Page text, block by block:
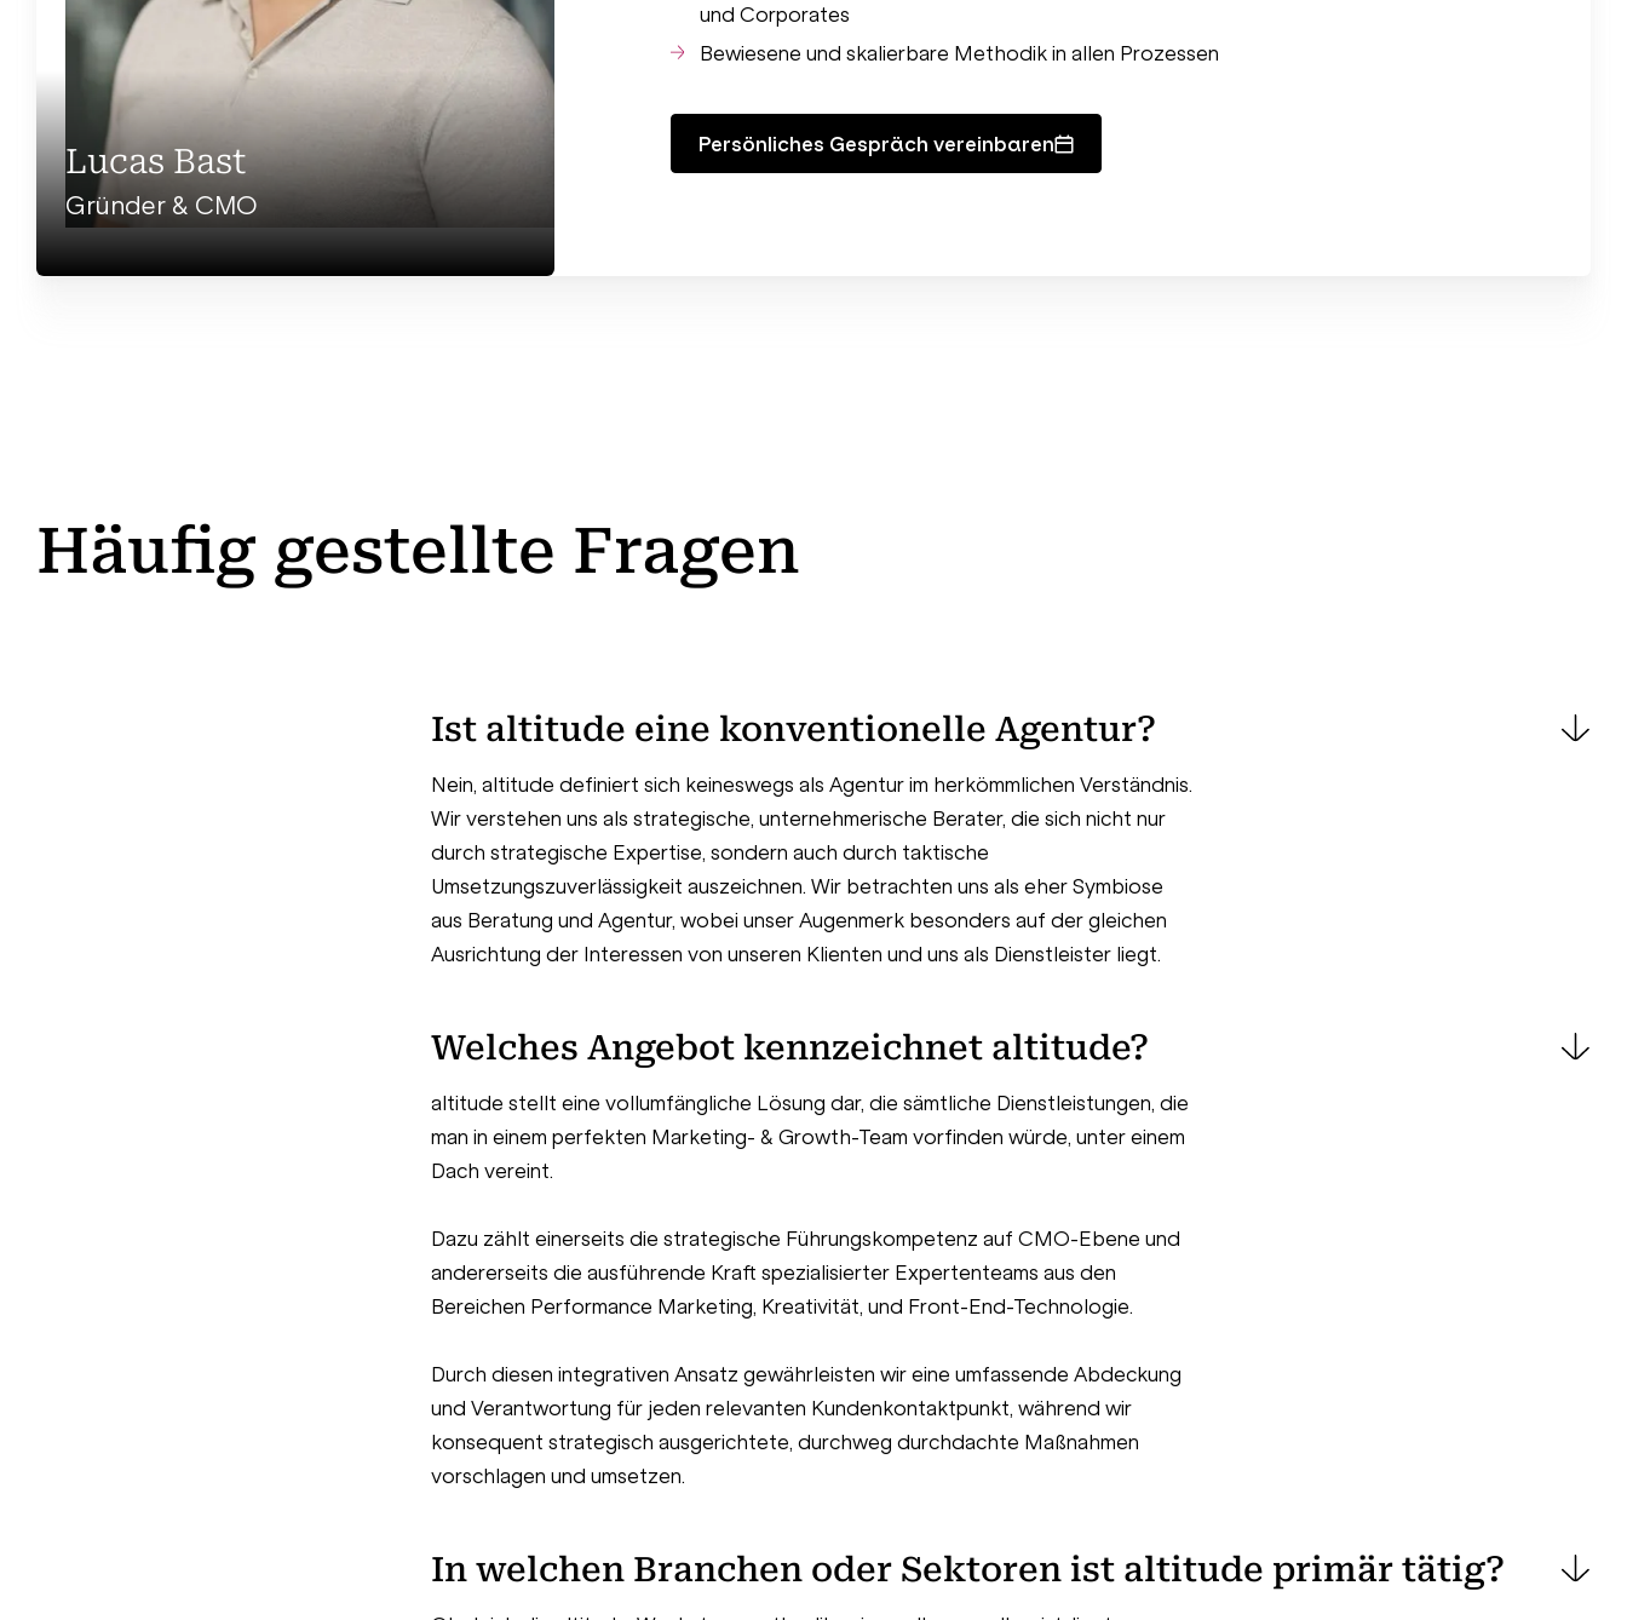
Lucas Bast
Gründer & CMO
vor altitude mehrere Chief Marketing Officer
und Corporates
Bewiesene und skalierbare Methodik in allen Prozessen
Persönliches Gespräch vereinbaren
Häufig gestellte Fragen
Ist altitude eine konventionelle Agentur?
Nein, altitude definiert sich keineswegs als Agentur im herkömmlichen Verständnis.
Wir verstehen uns als strategische, unternehmerische Berater, die sich nicht nur
durch strategische Expertise, sondern auch durch taktische
Umsetzungszuverlässigkeit auszeichnen. Wir betrachten uns als eher Symbiose
aus Beratung und Agentur, wobei unser Augenmerk besonders auf der gleichen
Ausrichtung der Interessen von unseren Klienten und uns als Dienstleister liegt.
Welches Angebot kennzeichnet altitude?
altitude stellt eine vollumfängliche Lösung dar, die sämtliche Dienstleistungen, die
man in einem perfekten Marketing- & Growth-Team vorfinden würde, unter einem
Dach vereint.
Dazu zählt einerseits die strategische Führungskompetenz auf CMO-Ebene und
andererseits die ausführende Kraft spezialisierter Expertenteams aus den
Bereichen Performance Marketing, Kreativität, und Front-End-Technologie.
Durch diesen integrativen Ansatz gewährleisten wir eine umfassende Abdeckung
und Verantwortung für jeden relevanten Kundenkontaktpunkt, während wir
konsequent strategisch ausgerichtete, durchweg durchdachte Maßnahmen
vorschlagen und umsetzen.
In welchen Branchen oder Sektoren ist altitude primär tätig?